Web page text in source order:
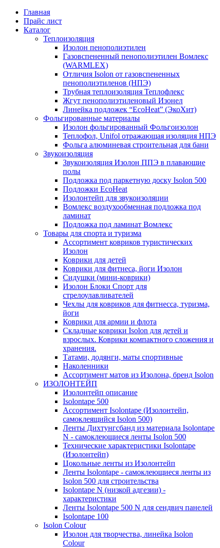
Главная
Прайс лист
Каталог
Теплоизоляция
Изолон пенополиэтилен
Газовспененный пенополиэтилен Вомлекс
(WARMLEX)
Отличия Isolon от газовспененных
пенополиэтиленов (НПЭ)
Трубная теплоизоляция Теплофлекс
Жгут пенополиэтиленовый Изонел
Линейка подложек “EcoHeat” (ЭкоХит)
Фольгированные материалы
Изолон фольгированный Фольгоизолон
Теплофол, Unifol отражающая изоляция НПЭ
Фольга алюминевая строительная для бани
Звукоизоляция
Звукоизоляция Изолон ППЭ в плавающие
полы
Подложка под паркетную доску Isolon 500
Подложки EcoHeat
Изолонтейп для звукоизоляции
Вомлекс воздухообменная подложка под
ламинат
Подложка под ламинат Вомлекс
Товары для спорта и туризма
Ассортимент ковриков туристических
Изолон
Коврики для детей
Коврики для фитнеса, йоги Изолон
Сидушки (мини-коврики)
Изолон Блоки Спорт для
стрелоулавливателей
Чехлы для ковриков для фитнесса, туризма,
йоги
Коврики для армии и флота
Складные коврики Isolon для детей и
взрослых. Коврики компактного сложения и
хранения.
Татами, додянги, маты спортивные
Наколенники
Ассортимент матов из Изолона, бренд Isolon
ИЗОЛОНТЕЙП
Изолонтейп описание
Isolontape 500
Ассортимент Isolontape (Изолонтейп,
самоклеящийся Isolon 500)
Ленты Дихтунгсбанд из материала Isolontape
N - самоклеющиеся ленты Isolon 500
Технические характеристики Isolontape
(Изолонтейп)
Цокольные ленты из Изолонтейп
Ленты Isolontape - самоклеющиеся ленты из
Isolon 500 для строительства
Isolontape N (низкой адгезии) -
характеристики
Ленты Isolontape 500 N для сендвич панелей
Isolontape 100
Isolon Colour
Изолон для творчества, линейка Isolon
Colour